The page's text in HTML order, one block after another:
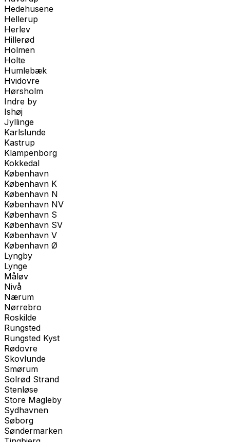
Hedehusene
Hellerup
Herlev
Hillerød
Holmen
Holte
Humlebæk
Hvidovre
Hørsholm
Indre by
Ishøj
Jyllinge
Karlslunde
Kastrup
Klampenborg
Kokkedal
København
København K
København N
København NV
København S
København SV
København V
København Ø
Lyngby
Lynge
Måløv
Nivå
Nærum
Nørrebro
Roskilde
Rungsted
Rungsted Kyst
Rødovre
Skovlunde
Smørum
Solrød Strand
Stenløse
Store Magleby
Sydhavnen
Søborg
Søndermarken